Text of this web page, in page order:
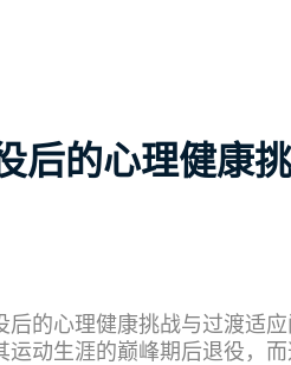
后的心理健康
的心理健康挑战与过渡适
动生涯的巅峰期后退役，